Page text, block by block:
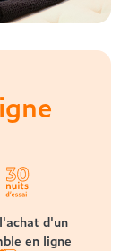
d'un
en ligne